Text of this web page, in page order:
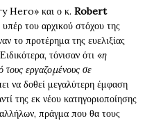
Hero» και ο κ. Robert
του αρχικού στόχου της
το προτέρημα της ευελιξίας
τόνισαν ότι «η
τους εργαζομένους σε
να δοθεί μεγαλύτερη έμφαση
της εκ νέου κατηγοριοποίησης
πράγμα που θα τους